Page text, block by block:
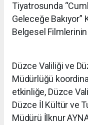
Tiyatrosunda
Geleceğe Bakıyor”
Belgesel Filmlerinin
Düzce Valiliği ve
Müdürlüğü
etkinliğe, Düzce Vali
Düzce İl Kültür ve
Müdürü İlknur